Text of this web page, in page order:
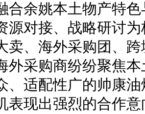
合余姚本土物产特
源对接、战略研讨
卖、海外采购团、
外采购商纷纷聚焦
、适配性广的帅康
表现出强烈的合作